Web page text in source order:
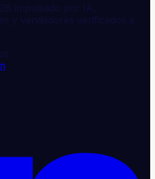
impulsado por IA,
y vendedores verificados a